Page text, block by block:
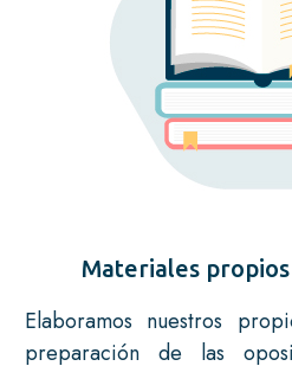
Materiales
Elaboramos nuestros
preparación de las